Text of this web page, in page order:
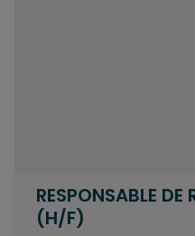
RESPONSABLE
(H/F)